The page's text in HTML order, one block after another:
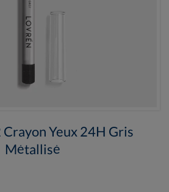
Yeux 24H Gris
Métallisé